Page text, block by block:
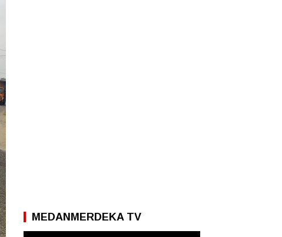
MEDANMERDEKA TV